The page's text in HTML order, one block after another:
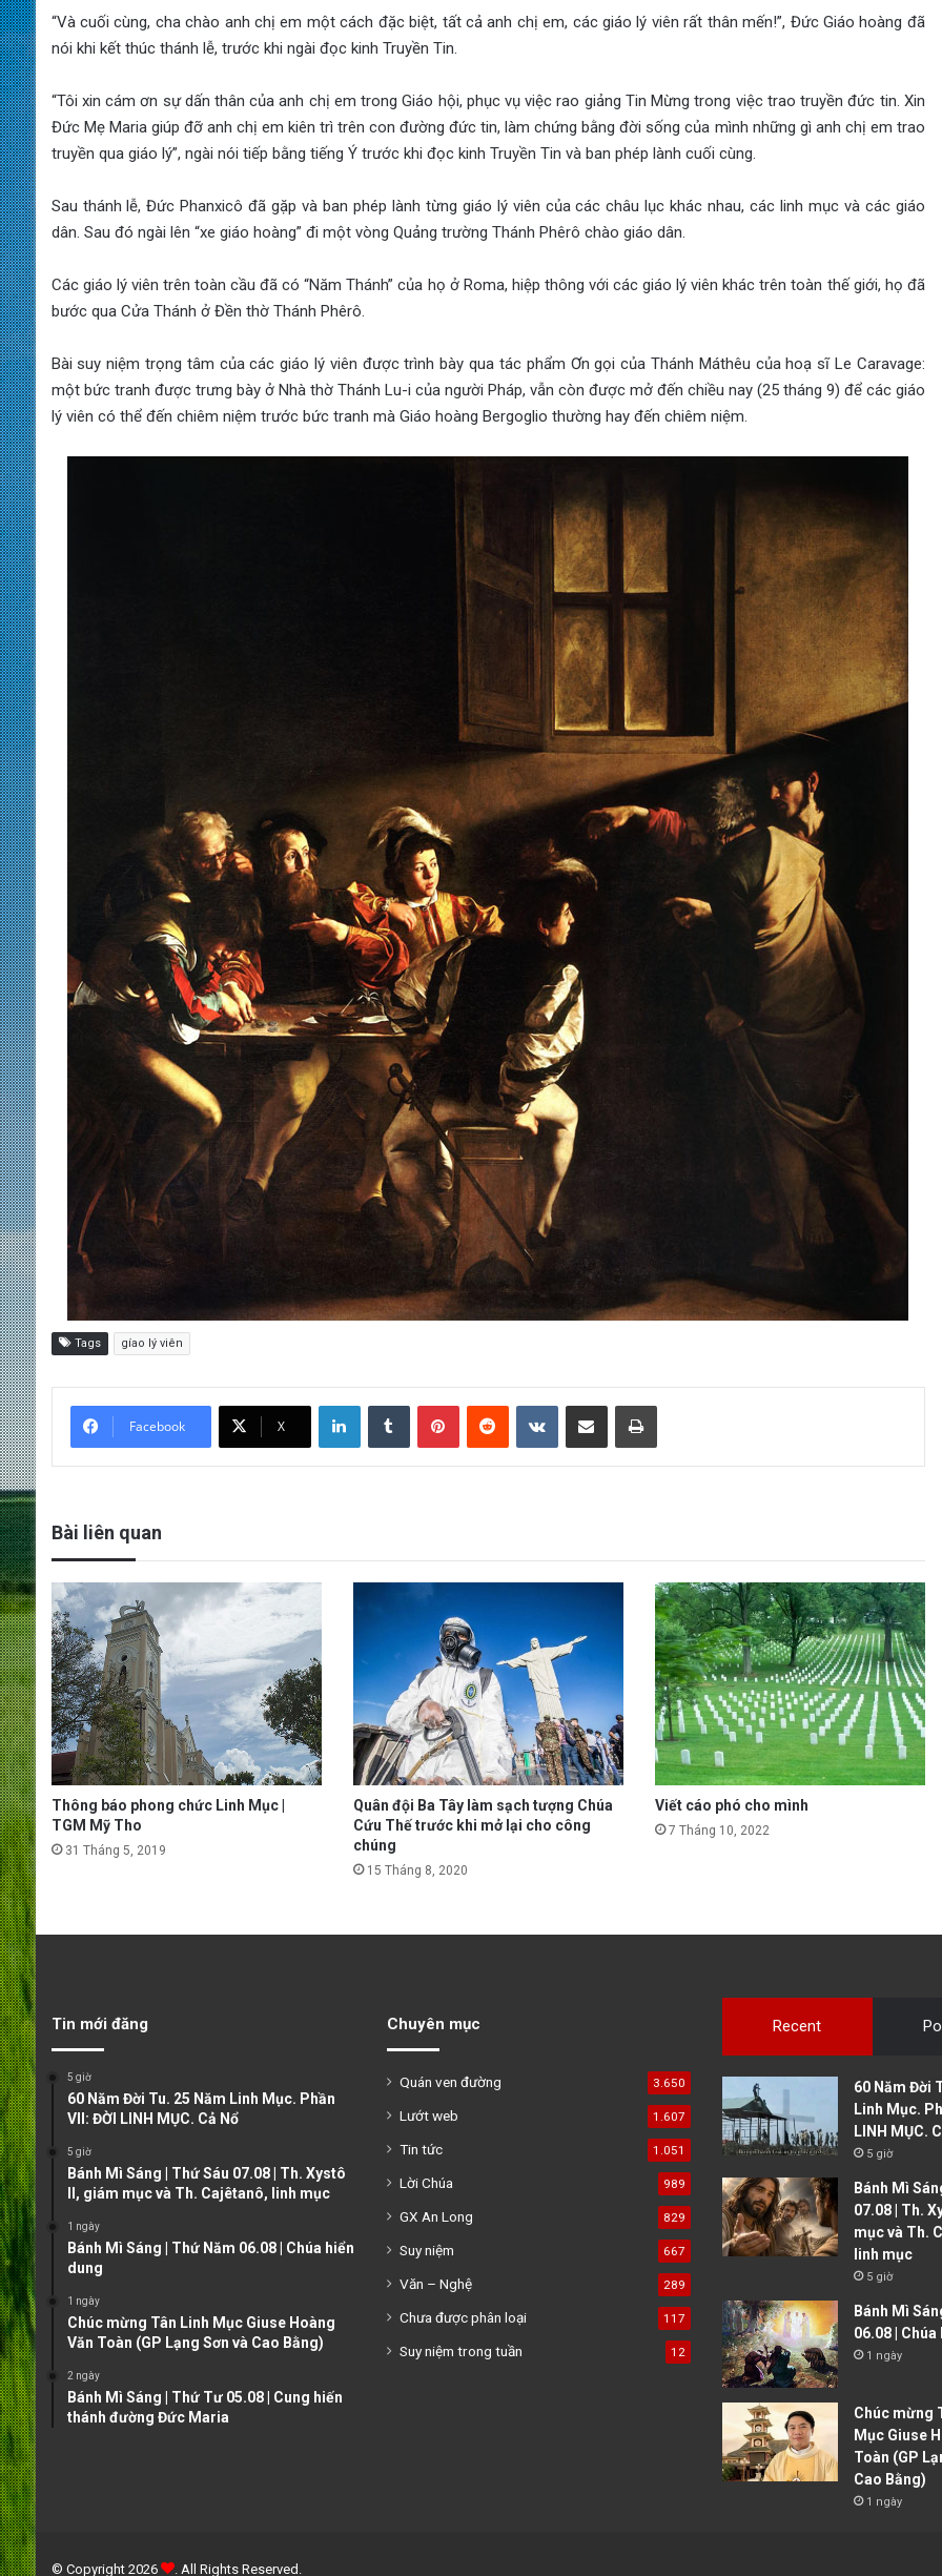
“Và cuối cùng, cha chào anh chị em một cách đặc biệt, tất cả anh chị em, các giáo lý viên rất thân mến!”, Đức Giáo hoàng đã
nói khi kết thúc thánh lễ, trước khi ngài đọc kinh Truyền Tin.
“Tôi xin cám ơn sự dấn thân của anh chị em trong Giáo hội, phục vụ việc rao giảng Tin Mừng trong việc trao truyền đức tin. Xin
Đức Mẹ Maria giúp đỡ anh chị em kiên trì trên con đường đức tin, làm chứng bằng đời sống của mình những gì anh chị em trao
truyền qua giáo lý”, ngài nói tiếp bằng tiếng Ý trước khi đọc kinh Truyền Tin và ban phép lành cuối cùng.
Sau thánh lễ, Đức Phanxicô đã gặp và ban phép lành từng giáo lý viên của các châu lục khác nhau, các linh mục và các giáo
dân. Sau đó ngài lên “xe giáo hoàng” đi một vòng Quảng trường Thánh Phêrô chào giáo dân.
Các giáo lý viên trên toàn cầu đã có “Năm Thánh” của họ ở Roma, hiệp thông với các giáo lý viên khác trên toàn thế giới, họ đã
bước qua Cửa Thánh ở Đền thờ Thánh Phêrô.
Bài suy niệm trọng tâm của các giáo lý viên được trình bày qua tác phẩm Ơn gọi của Thánh Máthêu của hoạ sĩ Le Caravage:
một bức tranh được trưng bày ở Nhà thờ Thánh Lu-i của người Pháp, vẫn còn được mở đến chiều nay (25 tháng 9) để các giáo
lý viên có thể đến chiêm niệm trước bức tranh mà Giáo hoàng Bergoglio thường hay đến chiêm niệm.
Tags gíao lý viên
Facebook X
LinkedIn Tumblr Pinterest Reddit VKontakte Share via Email Print
Bài liên quan
Thông báo phong chức Linh Mục |
TGM Mỹ Tho
31 Tháng 5, 2019
Quân đội Ba Tây làm sạch tượng Chúa
Cứu Thế trước khi mở lại cho công
chúng
15 Tháng 8, 2020
Viết cáo phó cho mình
7 Tháng 10, 2022
Tin mới đăng
5 giờ
60 Năm Đời Tu. 25 Năm Linh Mục. Phần
VII: ĐỜI LINH MỤC. Cả Nổ
5 giờ
Bánh Mì Sáng | Thứ Sáu 07.08 | Th. Xystô
II, giám mục và Th. Cajêtanô, linh mục
1 ngày
Bánh Mì Sáng | Thứ Năm 06.08 | Chúa hiển
dung
1 ngày
Chúc mừng Tân Linh Mục Giuse Hoàng
Văn Toàn (GP Lạng Sơn và Cao Bằng)
2 ngày
Bánh Mì Sáng | Thứ Tư 05.08 | Cung hiến
thánh đường Đức Maria
Chuyên mục
Quán ven đường 3.650
Lướt web 1.607
Tin tức 1.051
Lời Chúa 989
GX An Long 829
Suy niệm 667
Văn – Nghệ 289
Chưa được phân loại 117
Suy niệm trong tuần 12
Recent
60 Năm Đời
Linh Mục.
LINH MỤC.
5 giờ
Bánh Mì
07.08 | Th.
mục và Th.
linh mục
5 giờ
Bánh Mì
06.08 |
1 ngày
Chúc mừng
Mục Giuse
Toàn (GP
Cao Bằng)
1 ngày
© Copyright 2026 . All Rights Reserved.